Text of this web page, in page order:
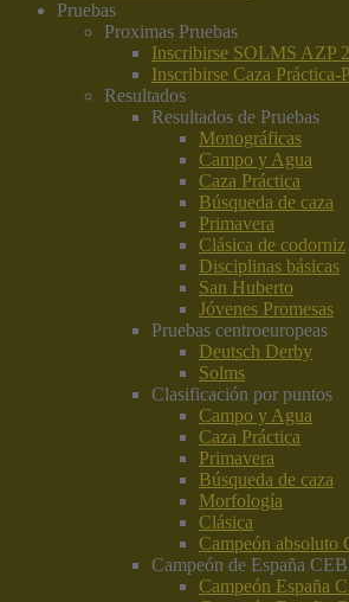
Pruebas
Proximas Pruebas
Inscribirse SOLMS AZP
Inscribirse Caza
Resultados
Resultados de Pruebas
Monográficas
Campo y Agua
Caza Práctica
Búsqueda de caza
Primavera
Clásica de codorniz
Disciplinas básicas
San Huberto
Jóvenes Promesas
Pruebas centroeuropeas
Deutsch Derby
Solms
Clasificación por puntos
Campo y Agua
Caza Práctica
Primavera
Búsqueda de caza
Morfología
Clásica
Campeón absoluto
Campeón de España
Campeón España